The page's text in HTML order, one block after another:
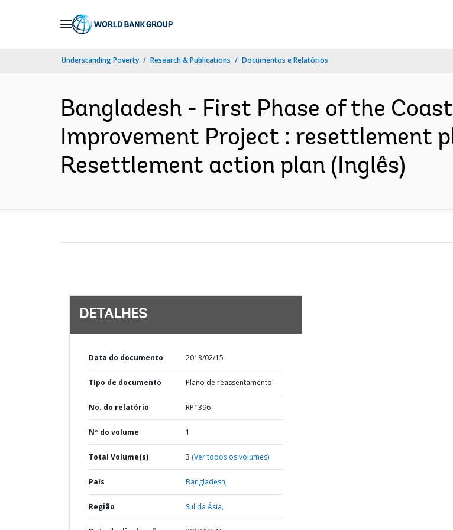
Understanding Poverty Research & Publications Documentos e Relatórios
Bangladesh - First Phase of the
Improvement Project : resettlement
Resettlement action plan (Inglês)
DETALHES
Data do documento 2013/02/15
TIpo de documento Plano de reassentamento
No. do relatório RP1396
Nº do volume 1
Total Volume(s) 3 (Ver todos os volumes)
País Bangladesh,
Região Sul da Ásia,